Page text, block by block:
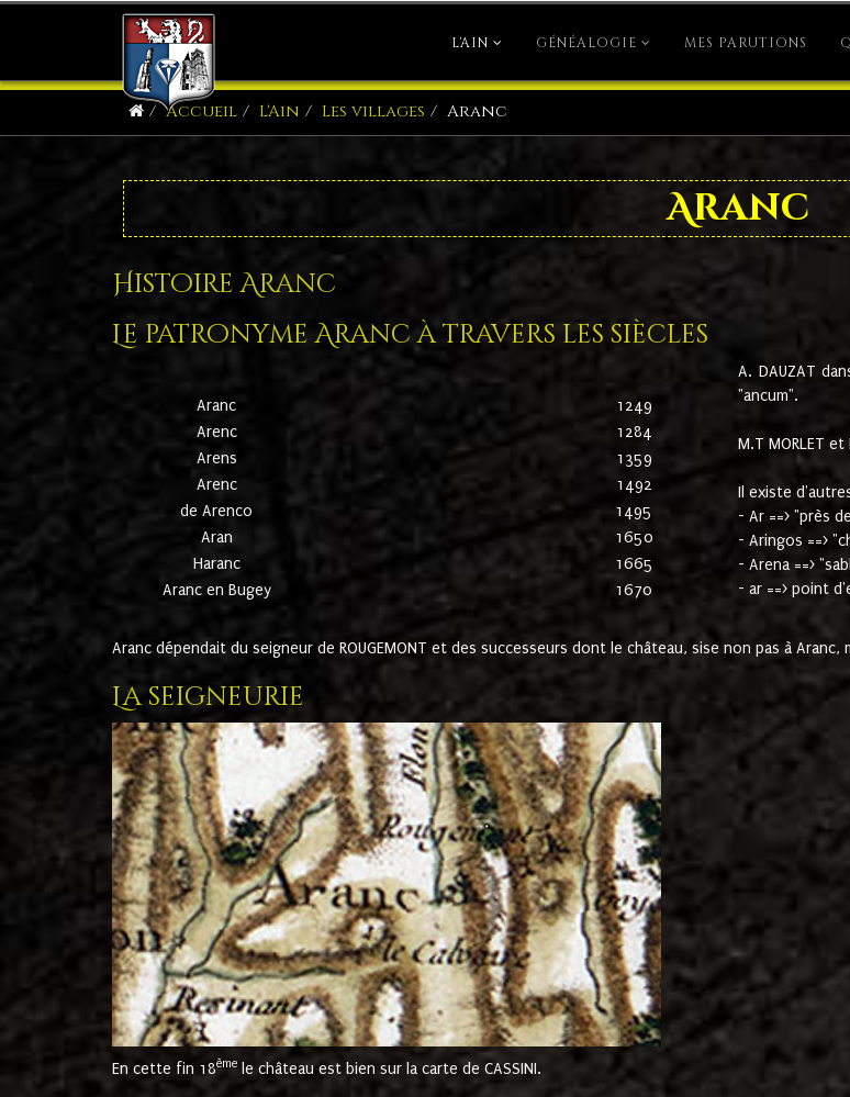
L'AIN GÉNÉALOGIE MES PARUTIONS
Accueil L'Ain Les villages Aranc
Aranc
Histoire Aranc
Le patronyme Aranc à travers les siècles
Aranc
1249
Arenc
1284
Arens
1359
Arenc
1492
de Arenco
1495
Aran
1650
Haranc
1665
Aranc en Bugey
1670
A. DAUZAT
"ancum".
M.T MORLET
Il existe
- Ar ==> "près
- Aringos ==>
- Arena ==>
- ar ==> point
Aranc dépendait du seigneur de ROUGEMONT et des successeurs dont le château, sise non pas à
La seigneurie
En cette fin 18ème le château est bien sur la carte de CASSINI.